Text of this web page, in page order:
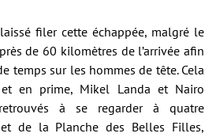
filer cette échappée, malgré le
de 60 kilomètres de l’arrivée afin
temps sur les hommes de tête. Cela
et en prime, Mikel Landa et Nairo
à se regarder à quatre
de la Planche des Belles Filles,